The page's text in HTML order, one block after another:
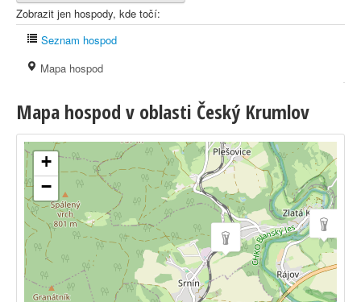
Zobrazit jen hospody, kde točí:
Seznam hospod
Mapa hospod
Mapa hospod v oblasti Český Krumlov
+
−